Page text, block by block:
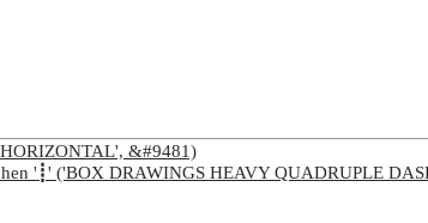
&#9481)
'┋' ('BOX DRAWINGS HEAVY QUADRUPLE